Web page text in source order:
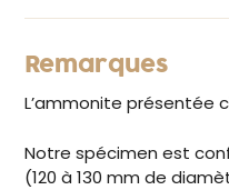
Remarques
L’ammonite présentée
Notre spécimen est
(120 à 130 mm de